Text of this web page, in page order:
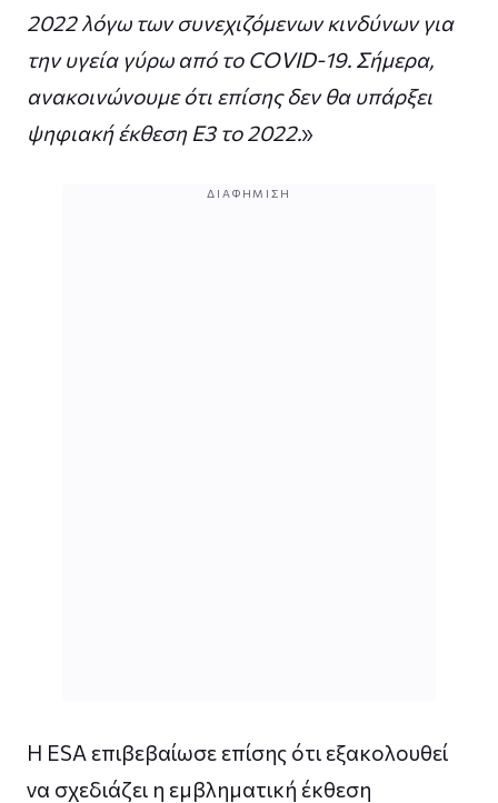
2022 λόγω των συνεχιζόμενων κινδύνων για
την υγεία γύρω από το COVID-19. Σήμερα,
ανακοινώνουμε ότι επίσης δεν θα υπάρξει
ψηφιακή έκθεση E3 το 2022.»
ΔΙΑΦΉΜΙΣΗ
Η ESA επιβεβαίωσε επίσης ότι εξακολουθεί
να σχεδιάζει η εμβληματική έκθεση